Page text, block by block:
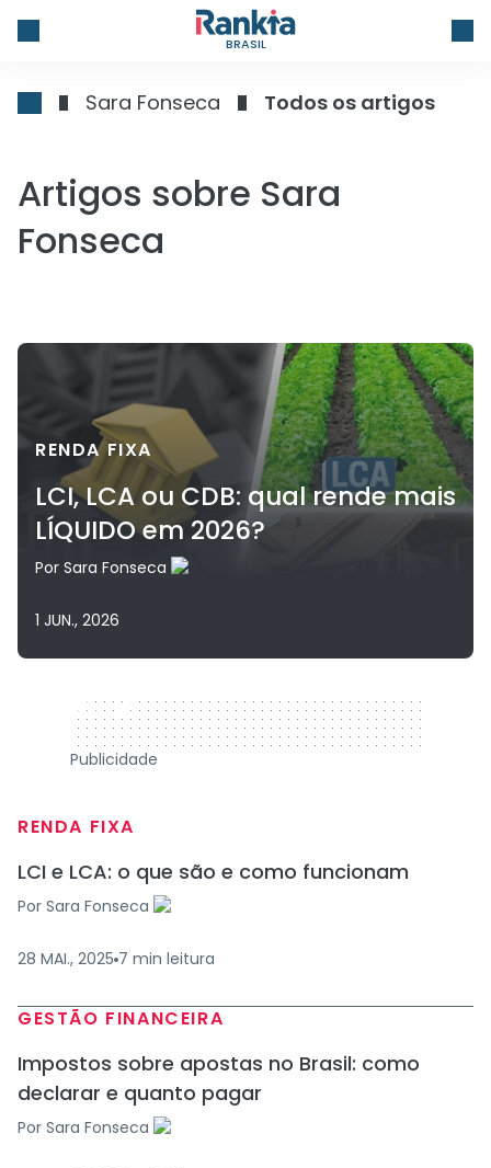
BRASIL
Sara Fonseca Todos os artigos
Artigos sobre Sara
Fonseca
RENDA FIXA
LCI, LCA ou CDB: qual rende mais
LÍQUIDO em 2026?
Por Sara Fonseca
1 JUN., 2026
320 x 50
Publicidade
RENDA FIXA
LCI e LCA: o que são e como funcionam
Por Sara Fonseca
28 MAI., 2025 7 min leitura
GESTÃO FINANCEIRA
Impostos sobre apostas no Brasil: como
declarar e quanto pagar
Por Sara Fonseca